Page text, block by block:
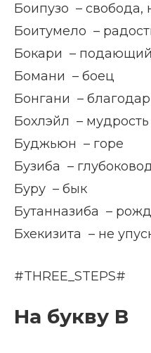
Боипузо – свобода,
Боитумело –
Бокари –
Бомани – боец
Бонгани –
Бохлэйл – мудрость
Буджьюн – горе
Бузиба –
Буру – бык
Бутанназиба –
Бхекизита – не
#THREE_STEPS#
На букву В